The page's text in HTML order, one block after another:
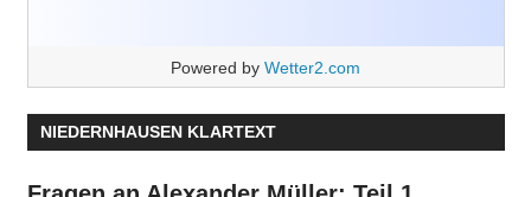
Powered by Wetter2.com
NIEDERNHAUSEN KLARTEXT